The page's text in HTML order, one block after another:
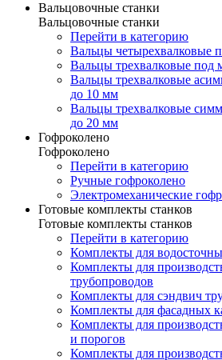
Вальцовочные станки
Вальцовочные станки
Перейти в категорию
Вальцы четырехвалковые
Вальцы трехвалковые под
Вальцы трехвалковые
до 10 мм
Вальцы трехвалковые
до 20 мм
Гофроколено
Гофроколено
Перейти в категорию
Ручные гофроколено
Электромеханические
Готовые комплекты станков
Готовые комплекты станков
Перейти в категорию
Комплекты для
Комплекты для
трубопроводов
Комплекты для сэндвич
Комплекты для фасадных
Комплекты для
и порогов
Комплекты для